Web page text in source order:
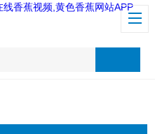
香蕉视频,黄色香蕉网站APP